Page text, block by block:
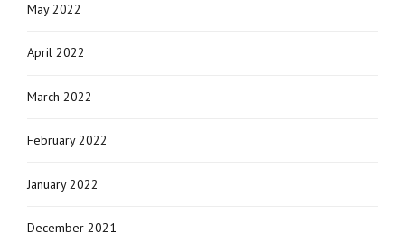
May 2022
April 2022
March 2022
February 2022
January 2022
December 2021